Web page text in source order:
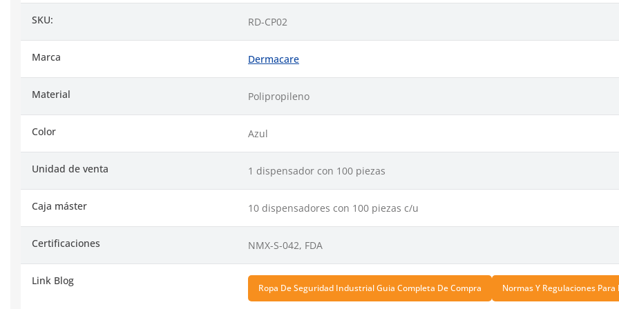
SKU: RD-CP02
Marca Dermacare
Material Polipropileno
Color Azul
Unidad de venta 1 dispensador con 100 piezas
Caja máster 10 dispensadores con 100 piezas c/u
Certificaciones NMX-S-042, FDA
Link Blog
Ropa De Seguridad Industrial Guia Completa De Compra Normas Y Regulaciones